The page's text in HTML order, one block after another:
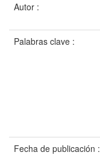
Autor :
Palabras clave :
Fecha de publicación :